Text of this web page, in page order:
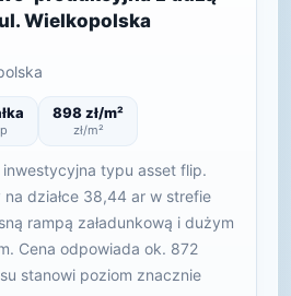
Wielkopolska
898 zł/m²
zł/m²
typu asset flip.
na działce 38,44 ar w strefie
rampą załadunkową i dużym
Cena odpowiada ok. 872
stanowi poziom znacznie